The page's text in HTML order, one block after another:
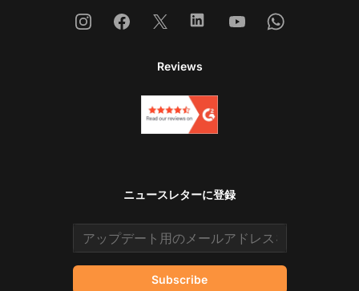
InstagramFacebook
X LinkedinYoutubeWhatsapp
Reviews
ニュースレターに登録
Email address
Subscribe